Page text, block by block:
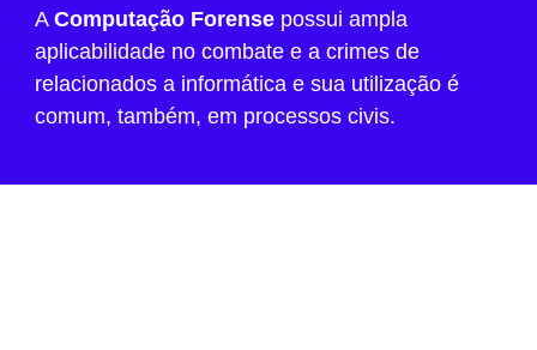
A Computação Forense possui ampla
aplicabilidade no combate e a crimes de
relacionados a informática e sua utilização é
comum, também, em processos civis.